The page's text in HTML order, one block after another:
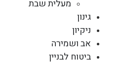
מעלית שבת
גינון
ניקיון
אב ושמירה
ביטוח לבניין